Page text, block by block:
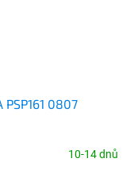
0807
10-14 dnů